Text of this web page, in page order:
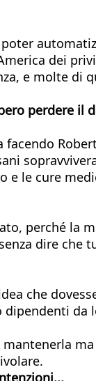
dei
e molte di
perdere il
e le cure
perché la
dire che
che
dipendenti da